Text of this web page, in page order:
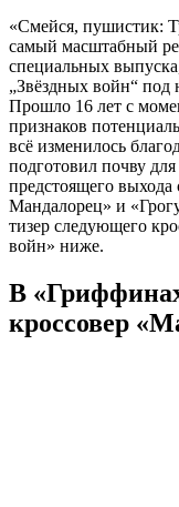
«Смейся, пушистик:
самый масштабный
специальных
„Звёздных войн“
Прошло 16 лет с
признаков
всё изменилось
подготовил почву
предстоящего
Мандалорец» и
тизер следующего
войн» ниже.
В
кроссовер